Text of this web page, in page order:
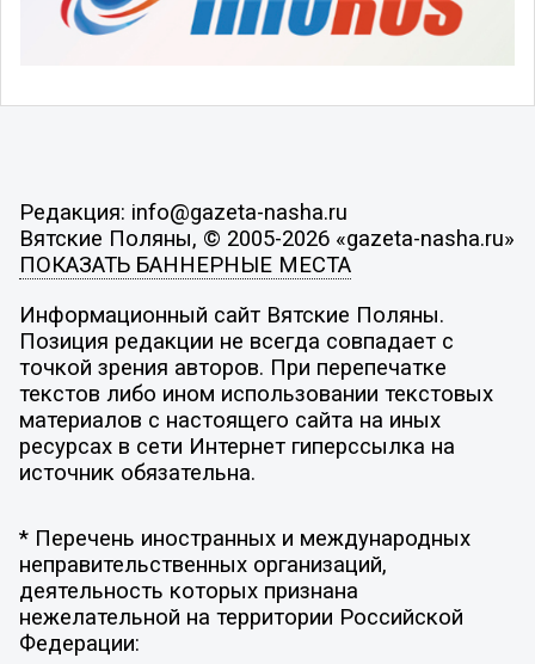
Редакция: info@gazeta-nasha.ru
Вятские Поляны, © 2005-2026 «gazeta-nasha.ru»
ПОКАЗАТЬ БАННЕРНЫЕ МЕСТА
Информационный сайт Вятские Поляны.
Позиция редакции не всегда совпадает с
точкой зрения авторов. При перепечатке
текстов либо ином использовании текстовых
материалов с настоящего сайта на иных
ресурсах в сети Интернет гиперссылка на
источник обязательна.
* Перечень иностранных и международных
неправительственных организаций,
деятельность которых признана
нежелательной на территории Российской
Федерации: